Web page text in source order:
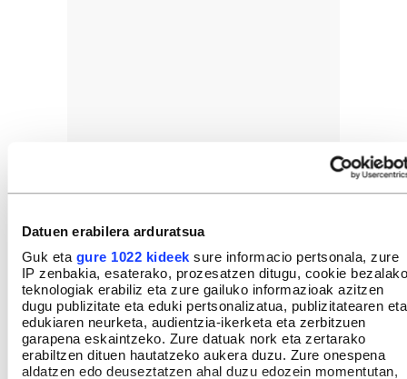
Datuen erabilera arduratsua
Guk eta gure 1022 kideek sure informacio pertsonala, zure
IP zenbakia, esaterako, prozesatzen ditugu, cookie bezalako
teknologiak erabiliz eta zure gailuko informazioak azitzen
dugu publizitate eta eduki pertsonalizatua, publizitatearen eta
edukiaren neurketa, audientzia-ikerketa eta zerbitzuen
garapena eskaintzeko. Zure datuak nork eta zertarako
erabiltzen dituen hautatzeko aukera duzu. Zure onespena
aldatzen edo deuseztatzen ahal duzu edozein momentutan,